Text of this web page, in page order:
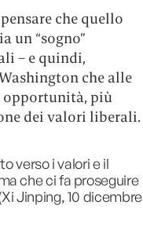
che quello
un “sogno”
– e quindi,
che alle
opportunità, più
dei valori liberali.
verso i valori e il
che ci fa proseguire
Jinping, 10 dicembre